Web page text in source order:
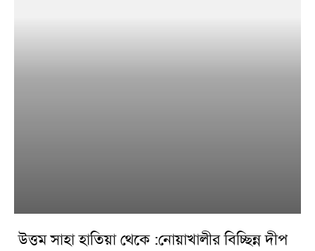
উত্তম সাহা হাতিয়া থেকে :নোয়াখালীর বিচ্ছিন্ন দীপ